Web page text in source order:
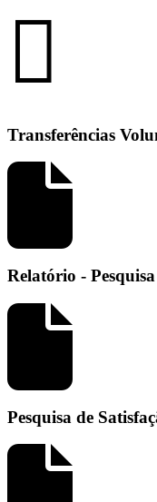
Transferências
Relatório -
Pesquisa de